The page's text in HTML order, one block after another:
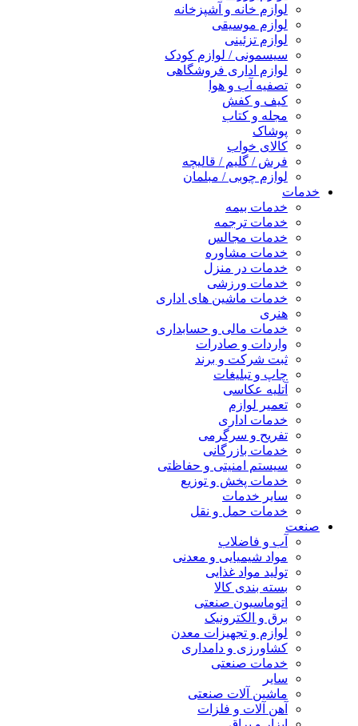
لوازم خانه و آشپزخانه
لوازم موسیقی
لوازم تزئینی
سیسمونی / لوازم کودک
لوازم اداری فروشگاهی
تصفیه آب و هوا
کیف و کفش
مجله و کتاب
پوشاک
کالای خواب
فرش / گلیم / قالیچه
لوازم چوبی / مبلمان
خدمات
خدمات بیمه
خدمات ترجمه
خدمات مجالس
خدمات مشاوره
خدمات در منزل
خدمات ورزشی
خدمات ماشین های اداری
هنری
خدمات مالی و حسابداری
واردات و صادرات
ثبت شرکت و برند
چاپ و تبلیغات
آتلیه عکاسی
تعمیر لوازم
خدمات اداری
تفریح و سرگرمی
خدمات بازرگانی
سیستم امنیتی و حفاظتی
خدمات پخش و توزیع
سایر خدمات
خدمات حمل و نقل
صنعت
آب و فاضلاب
مواد شیمیایی و معدنی
تولید مواد غذایی
بسته بندی کالا
اتوماسیون صنعتی
برق و الکترونیک
لوازم و تجهیزات معدن
کشاورزی و دامداری
خدمات صنعتی
سایر
ماشین آلات صنعتی
آهن آلات و فلزات